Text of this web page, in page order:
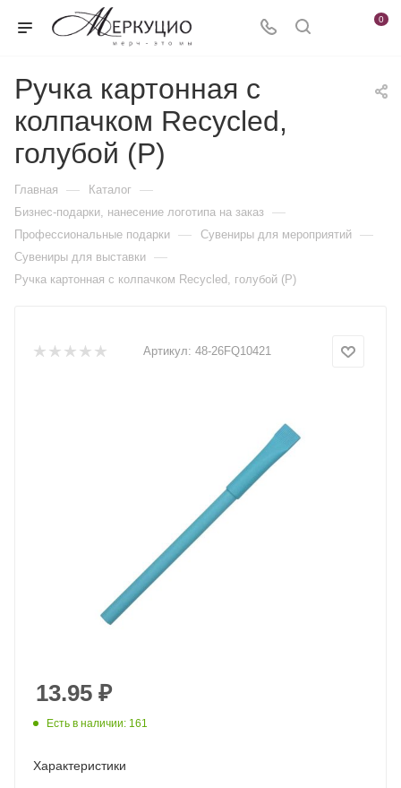
0
Ручка картонная с
колпачком Recycled,
голубой (Р)
Главная — Каталог —
Бизнес-подарки, нанесение логотипа на заказ —
Профессиональные подарки — Сувениры для мероприятий —
Сувениры для выставки —
Ручка картонная с колпачком Recycled, голубой (Р)
Артикул: 48-26FQ10421
13.95 ₽
Есть в наличии: 161
Характеристики